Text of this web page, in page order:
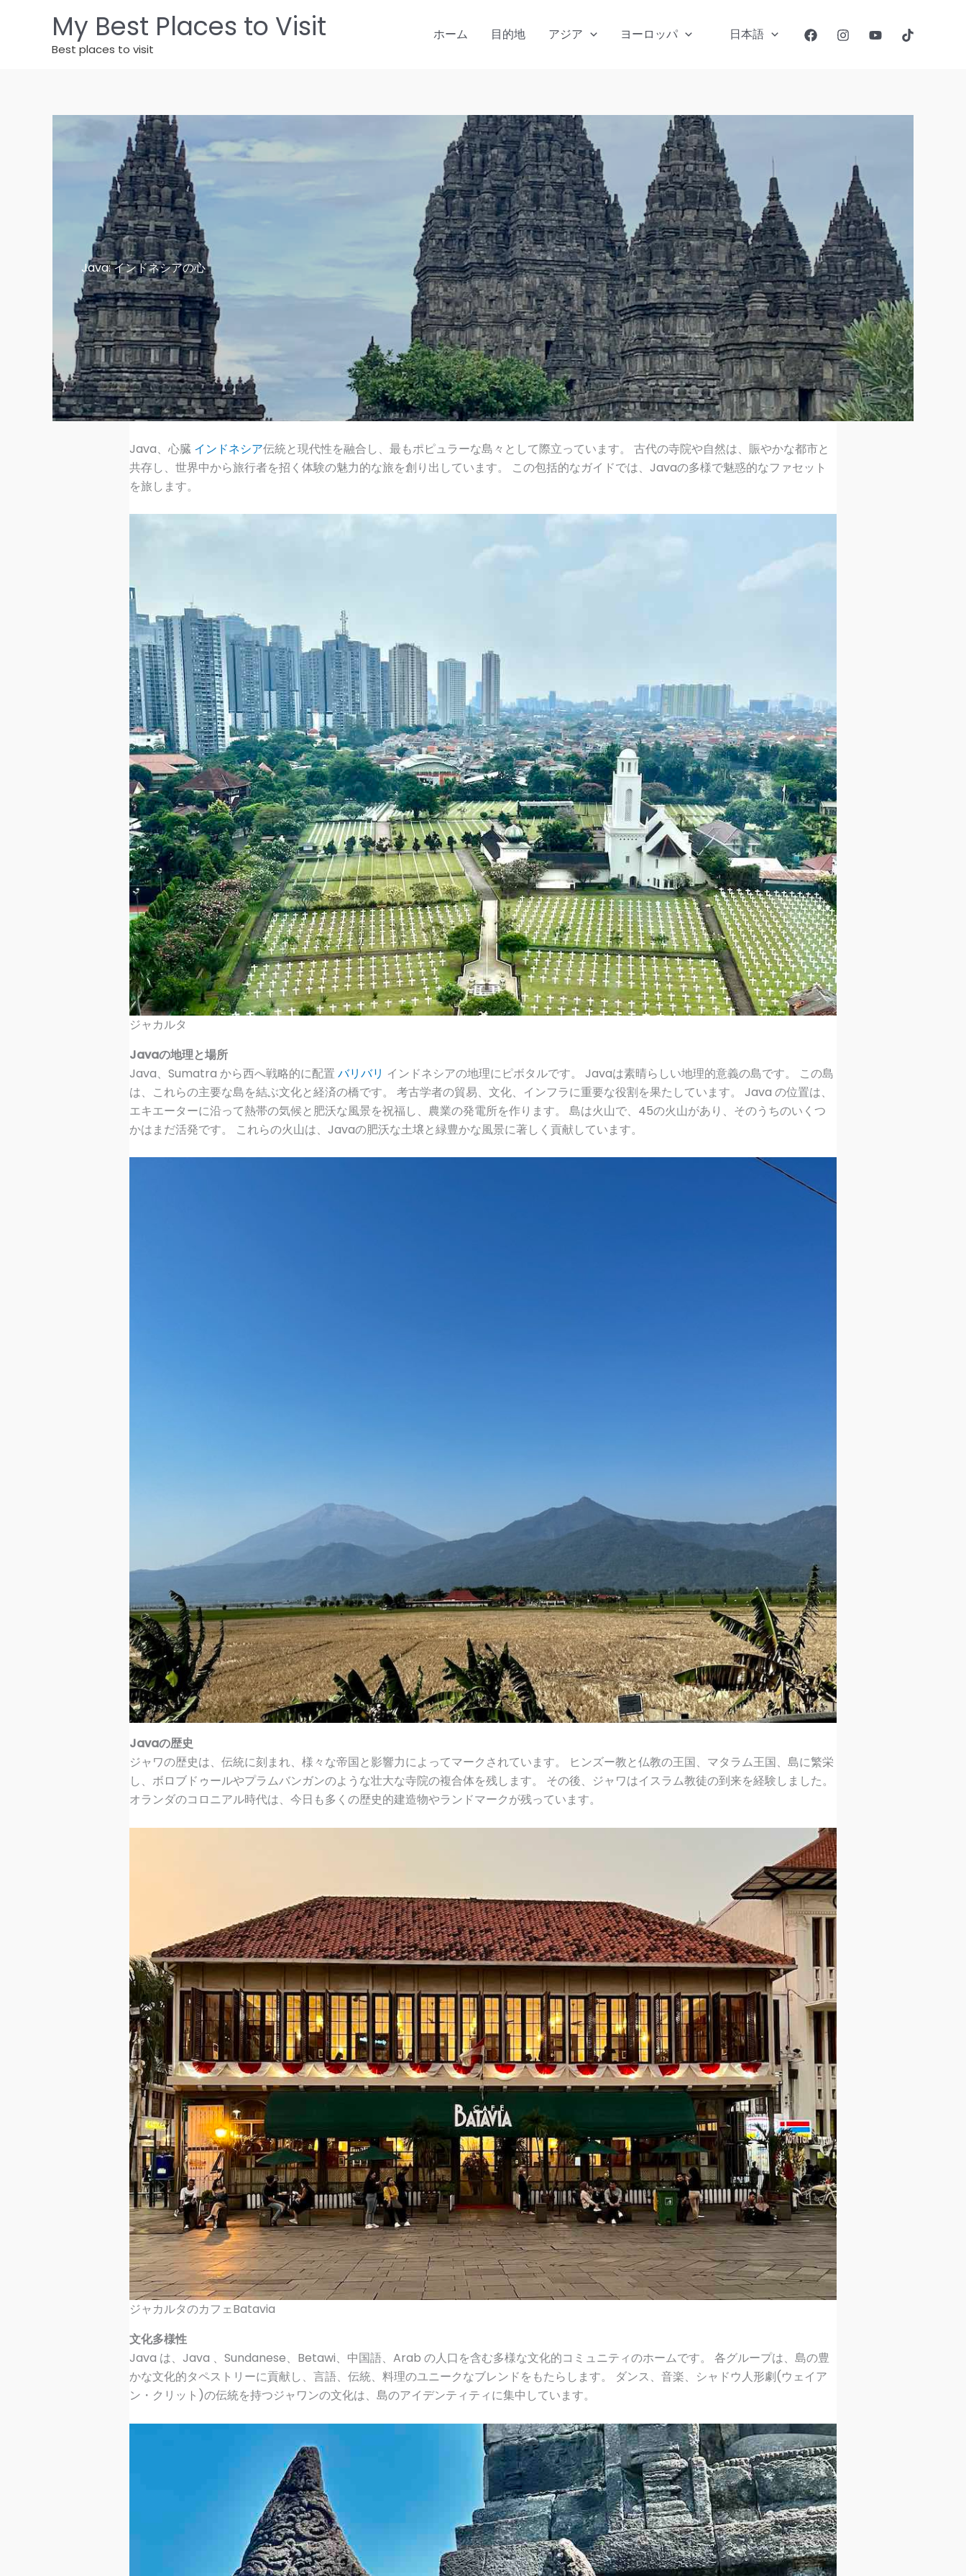
My Best Places to Visit
Best places to visit
ホーム 目的地 アジア ヨーロッパ 日本語
Java: インドネシアの心
Java、心臓 インドネシア伝統と現代性を融合し、最もポピュラーな島々として際立っています。 古代の寺院や自然は、賑やかな都市と
共存し、世界中から旅行者を招く体験の魅力的な旅を創り出しています。 この包括的なガイドでは、Javaの多様で魅惑的なファセット
を旅します。
ジャカルタ
Javaの地理と場所
Java、Sumatra から西へ戦略的に配置 バリバリ インドネシアの地理にピボタルです。 Javaは素晴らしい地理的意義の島です。 この島
は、これらの主要な島を結ぶ文化と経済の橋です。 考古学者の貿易、文化、インフラに重要な役割を果たしています。 Java の位置は、
エキエーターに沿って熱帯の気候と肥沃な風景を祝福し、農業の発電所を作ります。 島は火山で、45の火山があり、そのうちのいくつ
かはまだ活発です。 これらの火山は、Javaの肥沃な土壌と緑豊かな風景に著しく貢献しています。
Javaの歴史
ジャワの歴史は、伝統に刻まれ、様々な帝国と影響力によってマークされています。 ヒンズー教と仏教の王国、マタラム王国、島に繁栄
し、ボロブドゥールやプラムバンガンのような壮大な寺院の複合体を残します。 その後、ジャワはイスラム教徒の到来を経験しました。
オランダのコロニアル時代は、今日も多くの歴史的建造物やランドマークが残っています。
ジャカルタのカフェBatavia
文化多様性
Java は、Java 、Sundanese、Betawi、中国語、Arab の人口を含む多様な文化的コミュニティのホームです。 各グループは、島の豊
かな文化的タペストリーに貢献し、言語、伝統、料理のユニークなブレンドをもたらします。 ダンス、音楽、シャドウ人形劇(ウェイア
ン・クリット)の伝統を持つジャワンの文化は、島のアイデンティティに集中しています。